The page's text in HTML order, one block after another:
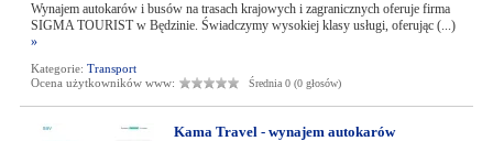
Wynajem autokarów i busów na trasach krajowych i zagranicznych oferuje firma
SIGMA TOURIST w Będzinie. Świadczymy wysokiej klasy usługi, oferując (...)
»
Kategorie: Transport
Ocena użytkowników www:
Średnia 0 (0 głosów)
Kama Travel - wynajem autokarów